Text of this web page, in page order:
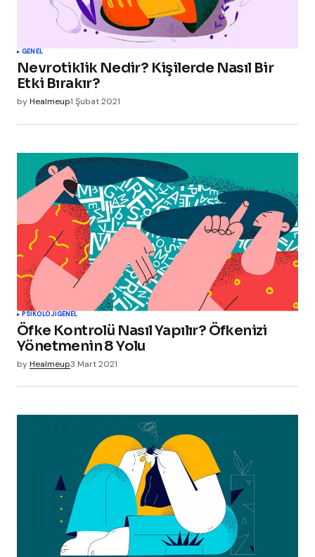
GENEL
Nevrotiklik Nedir? Kişilerde Nasıl Bir
Etki Bırakır?
byHealmeup1 Şubat 2021
PSIKOLOJIGENEL
Öfke Kontrolü Nasıl Yapılır? Öfkenizi
Yönetmenin 8 Yolu
byHealmeup3 Mart 2021